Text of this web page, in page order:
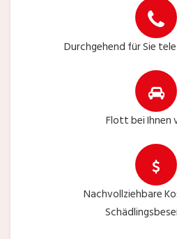
Durchgehend für Sie
Flott bei Ihnen
Nachvollziehbare